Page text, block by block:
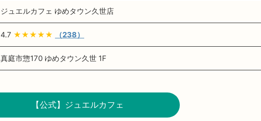
ジュエルカフェ ゆめタウン久世店
4.7 ★★★★★ （238）
真庭市惣170 ゆめタウン久世 1F
【公式】ジュエルカフェ